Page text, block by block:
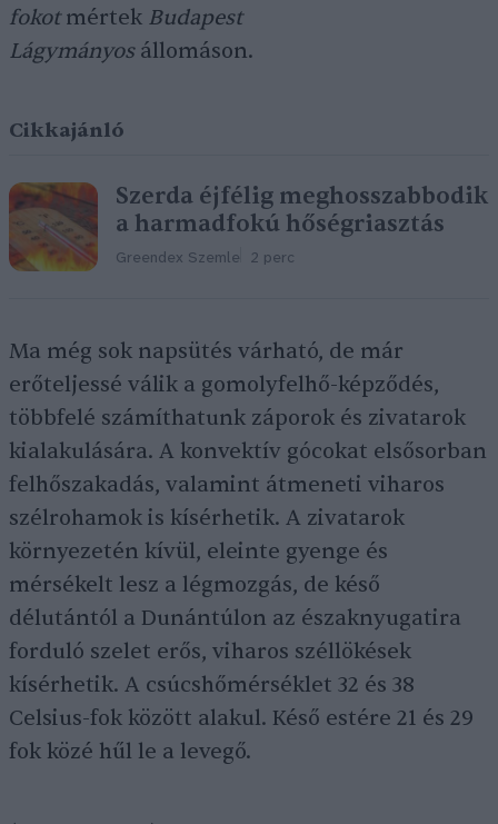
fokotmértek Budapest
Lágymányosállomáson.
Cikkajánló
Szerda éjfélig meghosszabbodik
a harmadfokú hőségriasztás
Greendex Szemle 2 perc
Ma még sok napsütés várható, de már
erőteljessé válik a gomolyfelhő-képződés,
többfelé számíthatunk záporok és zivatarok
kialakulására. A konvektív gócokat elsősorban
felhőszakadás, valamint átmeneti viharos
szélrohamok is kísérhetik. A zivatarok
környezetén kívül, eleinte gyenge és
mérsékelt lesz a légmozgás, de késő
délutántól a Dunántúlon az északnyugatira
forduló szelet erős, viharos széllökések
kísérhetik. A csúcshőmérséklet 32 és 38
Celsius-fok között alakul. Késő estére 21 és 29
fok közé hűl le a levegő.